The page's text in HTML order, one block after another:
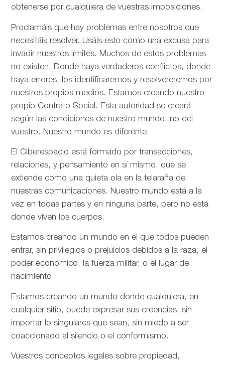
obtenerse por cualquiera de vuestras imposiciones.
Proclamáis que hay problemas entre nosotros que
necesitáis resolver. Usáis esto como una excusa para
invadir nuestros límites. Muchos de estos problemas
no existen. Donde haya verdaderos conflictos, donde
haya errores, los identificaremos y resolvereremos por
nuestros propios medios. Estamos creando nuestro
propio Contrato Social. Esta autoridad se creará
según las condiciones de nuestro mundo, no del
vuestro. Nuestro mundo es diferente.
El Ciberespacio está formado por transacciones,
relaciones, y pensamiento en sí mismo, que se
extiende como una quieta ola en la telaraña de
nuestras comunicaciones. Nuestro mundo está a la
vez en todas partes y en ninguna parte, pero no está
donde viven los cuerpos.
Estamos creando un mundo en el que todos pueden
entrar, sin privilegios o prejuicios debidos a la raza, el
poder económico, la fuerza militar, o el lugar de
nacimiento.
Estamos creando un mundo donde cualquiera, en
cualquier sitio, puede expresar sus creencias, sin
importar lo singulares que sean, sin miedo a ser
coaccionado al silencio o el conformismo.
Vuestros conceptos legales sobre propiedad,